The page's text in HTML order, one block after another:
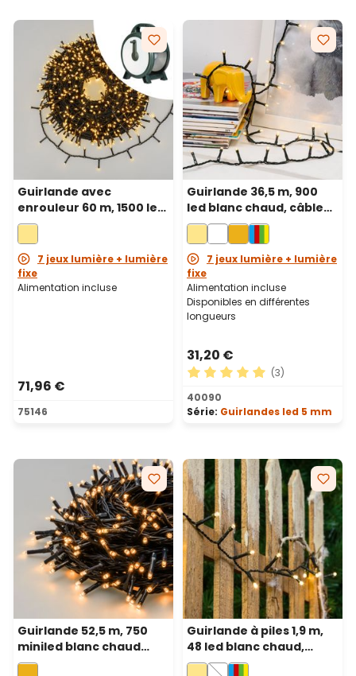
Guirlande avec
enrouleur 60 m, 1500 led
blanc chaud, câble vert
7 jeux lumière + lumière
fixe
Alimentation incluse
71,96 €
75146
Guirlande 36,5 m, 900
led blanc chaud, câble
vert
7 jeux lumière + lumière
fixe
Alimentation incluse
Disponibles en différentes
longueurs
31,20 €
Note moyenne de 5 sur 5
(3)
40090
Série: Guirlandes led 5 mm
Guirlande 52,5 m, 750
miniled blanc chaud
traditionnel, câble vert
Guirlande à piles 1,9 m,
48 led blanc chaud,
câble vert